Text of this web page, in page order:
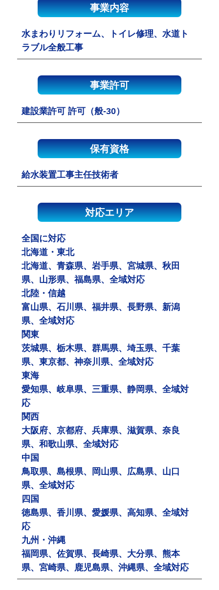
事業内容
水まわりリフォーム、トイレ修理、水道ト
ラブル全般工事
事業許可
建設業許可 許可（般-30）
保有資格
給水装置工事主任技術者
対応エリア
全国に対応
北海道・東北
北海道、青森県、岩手県、宮城県、秋田
県、山形県、福島県、全域対応
北陸・信越
富山県、石川県、福井県、長野県、新潟
県、全域対応
関東
茨城県、栃木県、群馬県、埼玉県、千葉
県、東京都、神奈川県、全域対応
東海
愛知県、岐阜県、三重県、静岡県、全域対
応
関西
大阪府、京都府、兵庫県、滋賀県、奈良
県、和歌山県、全域対応
中国
鳥取県、島根県、岡山県、広島県、山口
県、全域対応
四国
徳島県、香川県、愛媛県、高知県、全域対
応
九州・沖縄
福岡県、佐賀県、長崎県、大分県、熊本
県、宮崎県、鹿児島県、沖縄県、全域対応